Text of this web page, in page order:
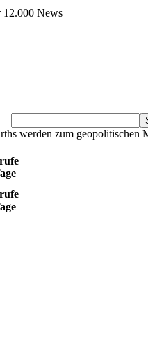
12.000 News
werden zum geopolitischen